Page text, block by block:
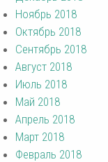
Ноябрь 2018
Октябрь 2018
Сентябрь 2018
Август 2018
Июль 2018
Май 2018
Апрель 2018
Март 2018
Февраль 2018